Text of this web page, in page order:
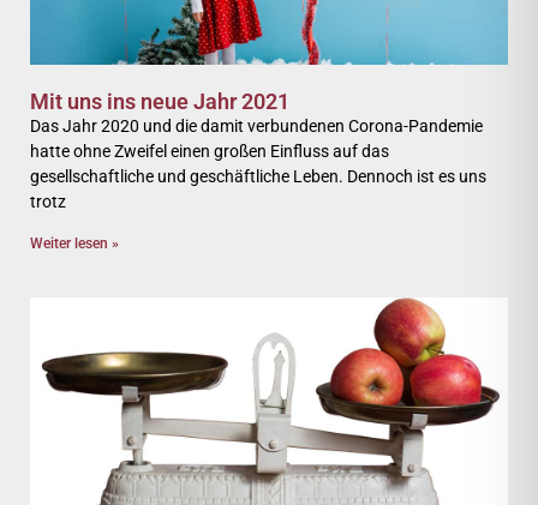
Mit uns ins neue Jahr 2021
Das Jahr 2020 und die damit verbundenen Corona-Pandemie
hatte ohne Zweifel einen großen Einfluss auf das
gesellschaftliche und geschäftliche Leben. Dennoch ist es uns
trotz
Weiter lesen »